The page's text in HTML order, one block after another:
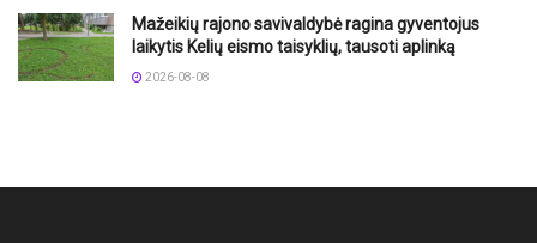
Mažeikių rajono savivaldybė ragina gyventojus
laikytis Kelių eismo taisyklių, tausoti aplinką
2026-08-08